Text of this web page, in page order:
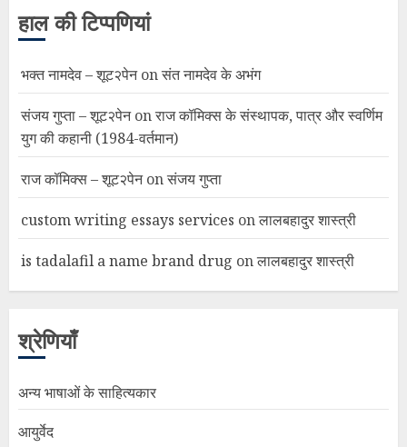
हाल की टिप्पणियां
भक्त नामदेव – शूट२पेनonसंत नामदेव के अभंग
संजय गुप्ता – शूट२पेनonराज कॉमिक्स के संस्थापक, पात्र और स्वर्णिम
युग की कहानी (1984-वर्तमान)
राज कॉमिक्स – शूट२पेनonसंजय गुप्ता
custom writing essays services onलालबहादुर शास्त्री
is tadalafil a name brand drug onलालबहादुर शास्त्री
श्रेणियाँ
अन्य भाषाओं के साहित्यकार
आयुर्वेद